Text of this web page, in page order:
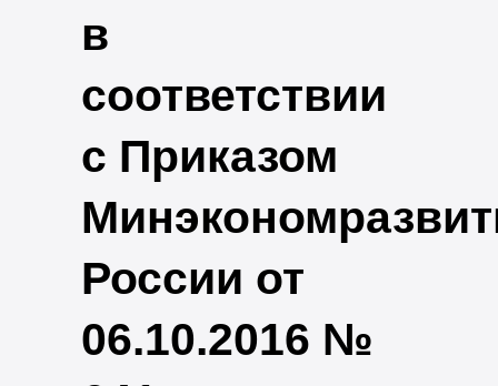
в
соответствии
с Приказом
России от
06.10.2016 №